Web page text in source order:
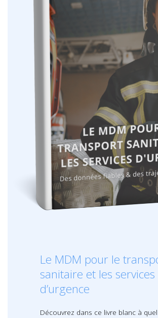
Le MDM pour le
sanitaire et les services
d’urgence
Découvrez dans ce livre blanc à